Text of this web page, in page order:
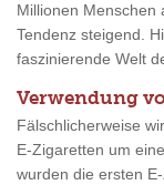
Millionen Menschen
Tendenz steigend.
faszinierende Welt
Verwendung
Fälschlicherweise
E-Zigaretten um
wurden die ersten